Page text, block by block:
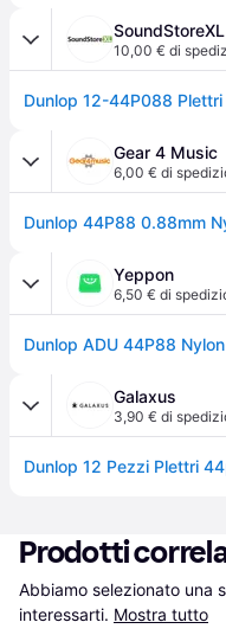
SoundStoreXL
10,00 € di
Gear 4 Music
6,00 € di
Yeppon
6,50 € di
Galaxus
3,90 € di
Dunlop 12 Pezzi Plettri
Prodotti
Abbiamo selezionato una
interessarti. Mostra tutto